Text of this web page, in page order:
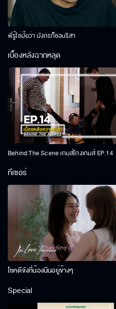
พี่รู้ใช่มั้ยว่า มังกรก็ชอบริสา
เบื้องหลังฉากหลุด
Behind The Scene เกมส์โกงเกมส์ EP.14
ทีเซอร์
โชคดีจังที่น้องนีนอยู่ข้างๆ
Special